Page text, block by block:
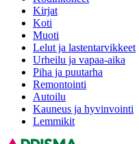
Kirjat
Koti
Muoti
Lelut ja lastentarvikkeet
Urheilu ja vapaa-aika
Piha ja puutarha
Remontointi
Autoilu
Kauneus ja hyvinvointi
Lemmikit